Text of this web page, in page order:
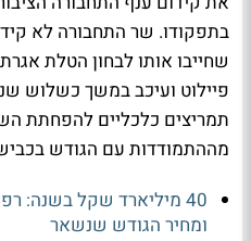
בתפקודו. שר התחבורה לא
שחייבו אותו לבחון הטלת
פיילוט ועיכב במשך כשלוש
תמריצים כלכליים להפחתת
מההתמודדות עם הגודש
40 מיליארד שקל בשנה:
ומחיר הגודש שנשאר